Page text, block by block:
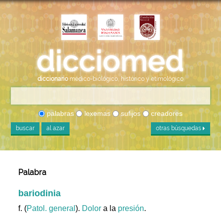
diccionario médico-biológico, histórico y etimológico
palabras lexemas sufijos creadores
buscar al azar otras búsquedas
Palabra
bariodinia
f. (Patol. general). Dolor a la presión.